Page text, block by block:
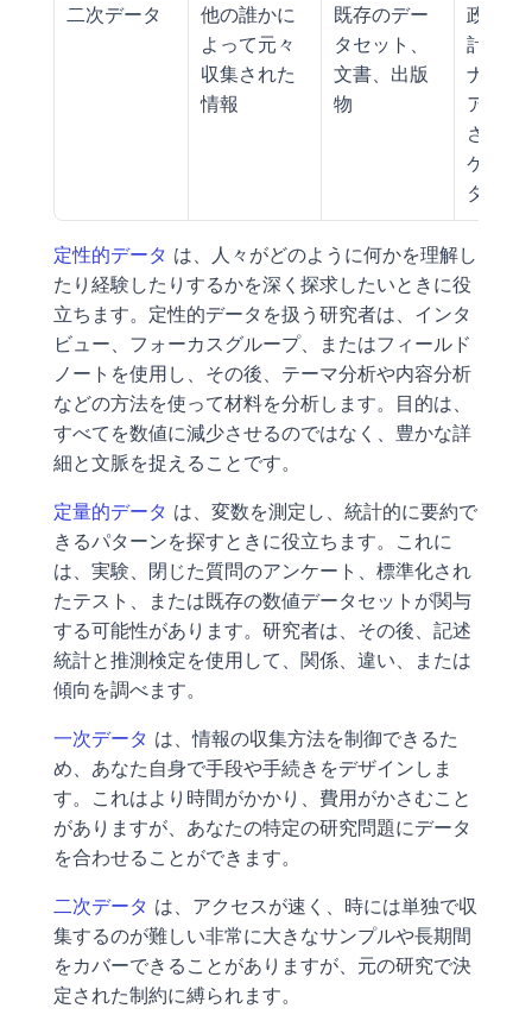
二次データ
他の誰かに
よって元々
収集された
情報
既存のデー
タセット、
文書、出版
物
政府の
計、ジ
ナル記
アーカ
された
ケート
タセッ
定性的データ は、人々がどのように何かを理解し
たり経験したりするかを深く探求したいときに役
立ちます。定性的データを扱う研究者は、インタ
ビュー、フォーカスグループ、またはフィールド
ノートを使用し、その後、テーマ分析や内容分析
などの方法を使って材料を分析します。目的は、
すべてを数値に減少させるのではなく、豊かな詳
細と文脈を捉えることです。
定量的データ は、変数を測定し、統計的に要約で
きるパターンを探すときに役立ちます。これに
は、実験、閉じた質問のアンケート、標準化され
たテスト、または既存の数値データセットが関与
する可能性があります。研究者は、その後、記述
統計と推測検定を使用して、関係、違い、または
傾向を調べます。
一次データ は、情報の収集方法を制御できるた
め、あなた自身で手段や手続きをデザインしま
す。これはより時間がかかり、費用がかさむこと
がありますが、あなたの特定の研究問題にデータ
を合わせることができます。
二次データ は、アクセスが速く、時には単独で収
集するのが難しい非常に大きなサンプルや長期間
をカバーできることがありますが、元の研究で決
定された制約に縛られます。